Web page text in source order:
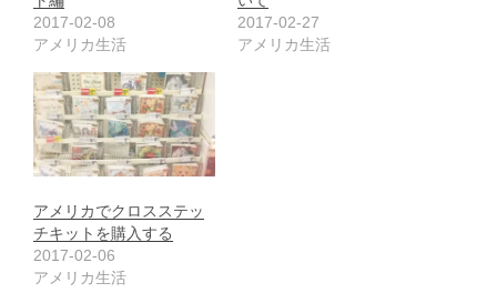
2017-02-08
アメリカ生活
2017-02-27
アメリカ生活
アメリカでクロスステッ
チキットを購入する
2017-02-06
アメリカ生活